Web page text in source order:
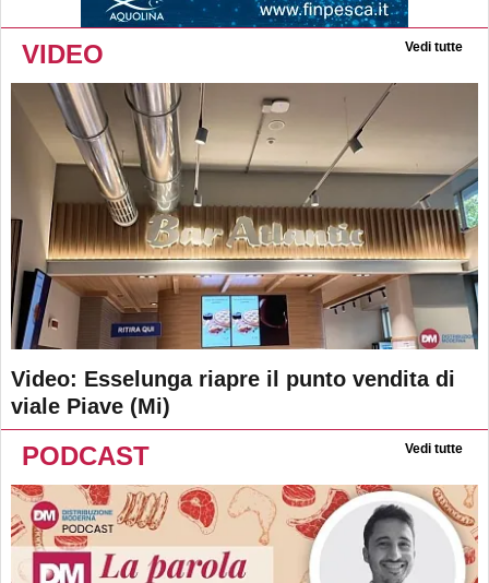
VIDEO Vedi tutte
Video: Esselunga riapre il punto vendita di
viale Piave (Mi)
PODCAST Vedi tutte